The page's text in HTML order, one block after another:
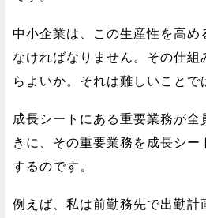
中小企業は、この生産性を高め
なければなりません。その仕組
らよいか。それは難しいことで
成長シートにある重要業務が全
きに、その重要業務を成長シー
するのです。
例えば、私は前勤務先で出勤計